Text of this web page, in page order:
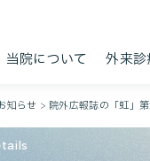
当院について 外来診
知らせ > 院外広報誌の「虹」